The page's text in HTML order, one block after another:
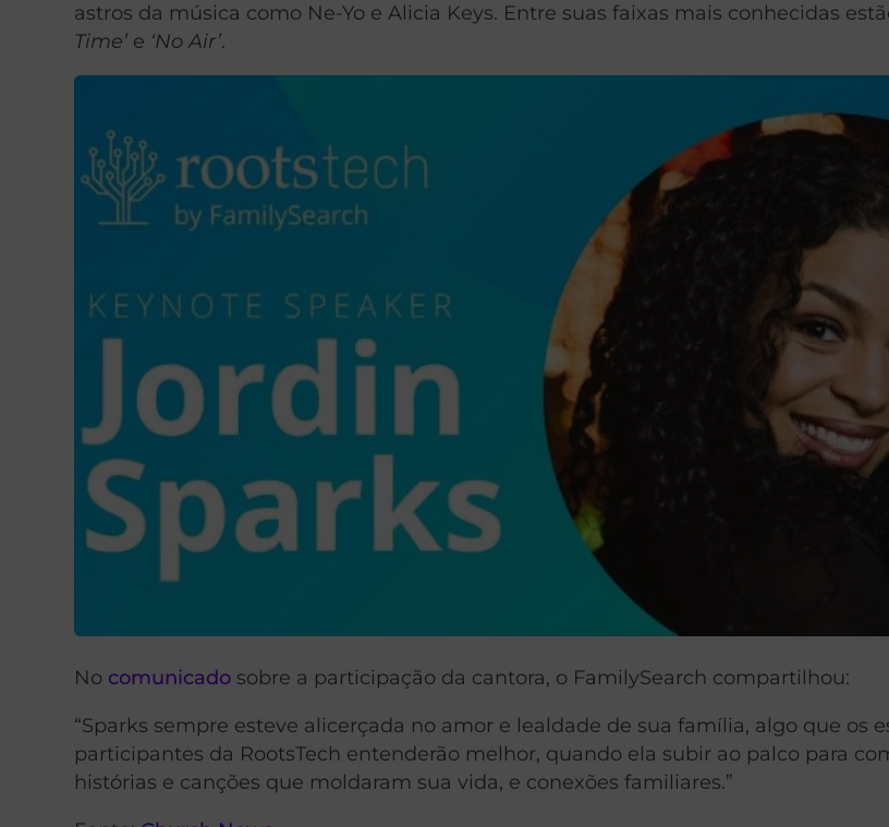
astros da música como Ne-Yo e Alicia Keys. Entre suas faixas mais conhecidas
Time’ e ‘No Air’.
No comunicado sobre a participação da cantora, o FamilySearch compartilhou:
“Sparks sempre esteve alicerçada no amor e lealdade de sua família, algo que os
participantes da RootsTech entenderão melhor, quando ela subir ao palco para
histórias e canções que moldaram sua vida, e conexões familiares.”